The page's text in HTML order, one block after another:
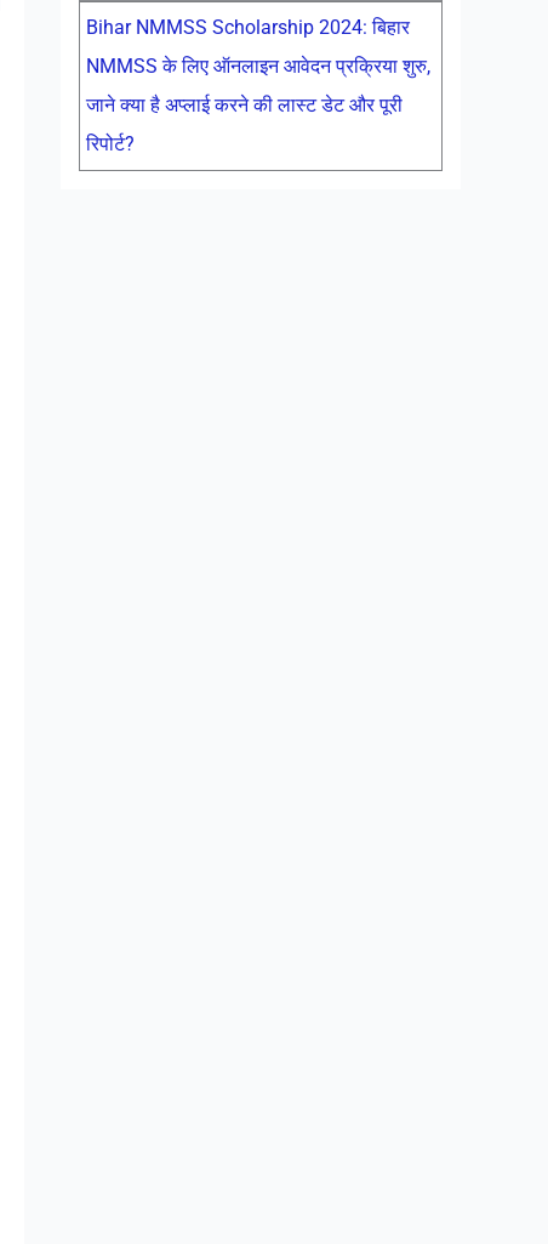
Bihar NMMSS Scholarship 2024: बिहार
NMMSS के लिए ऑनलाइन आवेदन प्रक्रिया शुरु,
जाने क्या है अप्लाई करने की लास्ट डेट और पूरी
रिपोर्ट?